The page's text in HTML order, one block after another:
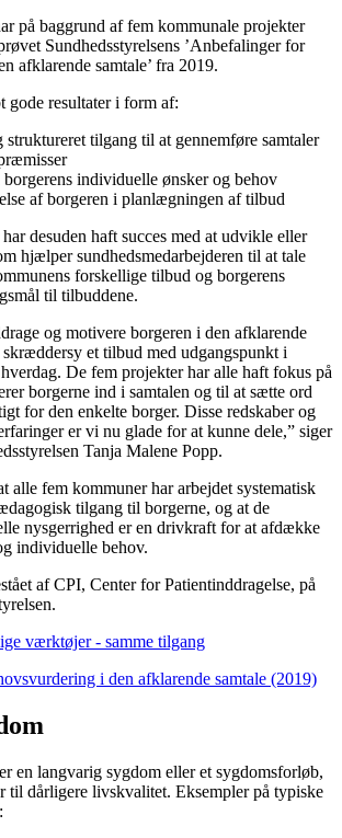
på baggrund af fem kommunale projekter
Sundhedsstyrelsens ’Anbefalinger for
afklarende samtale’ fra 2019.
gode resultater i form af:
struktureret tilgang til at gennemføre samtaler
borgerens individuelle ønsker og behov
af borgeren i planlægningen af tilbud
desuden haft succes med at udvikle eller
hjælper sundhedsmedarbejderen til at tale
forskellige tilbud og borgerens
til tilbuddene.
og motivere borgeren i den afklarende
et tilbud med udgangspunkt i
De fem projekter har alle haft fokus på
borgerne ind i samtalen og til at sætte ord
for den enkelte borger. Disse redskaber og
er vi nu glade for at kunne dele,” siger
Tanja Malene Popp.
alle fem kommuner har arbejdet systematisk
tilgang til borgerne, og at de
nysgerrighed er en drivkraft for at afdække
individuelle behov.
af CPI, Center for Patientinddragelse, på
værktøjer - samme tilgang
i den afklarende samtale (2019)
en langvarig sygdom eller et sygdomsforløb,
til dårligere livskvalitet. Eksempler på typiske